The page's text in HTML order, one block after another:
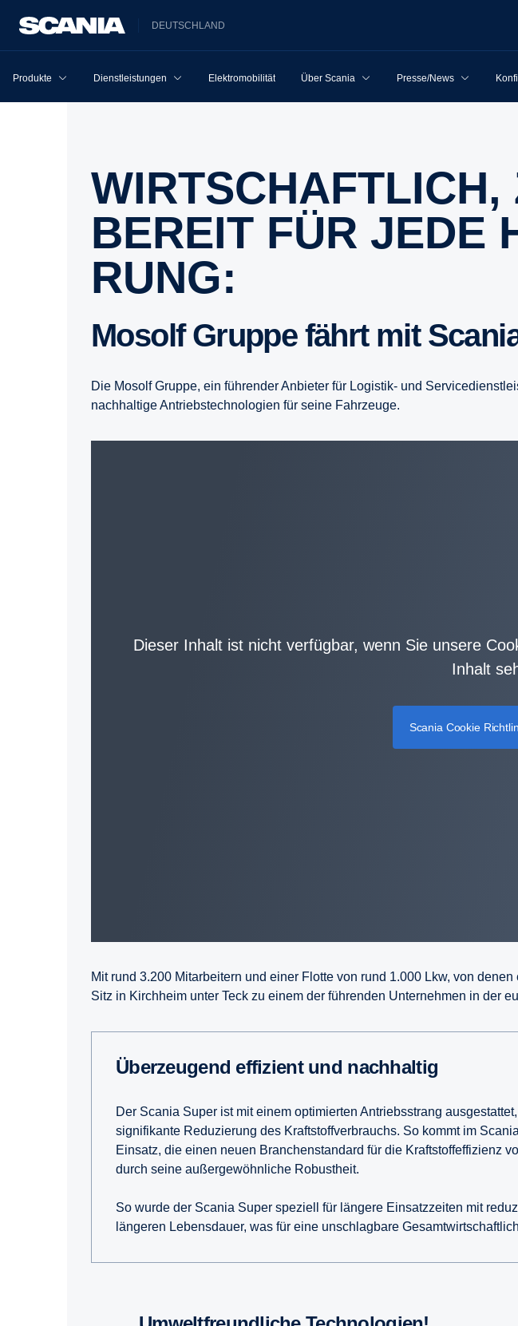
DEUTSCHLAND
Produkte Dienstleistungen Elektromobilität Über Scania Presse/News
WIRTSCHAFT­LICH, ZUVER­LÄSSIG UND
BEREIT FÜR JEDE
RUNG:
Mosolf Gruppe fährt mit
Die Mosolf Gruppe, ein führender Anbieter für Logistik- und
nachhaltige Antriebstechnologien für seine Fahrzeuge.
Dieser Inhalt ist nicht verfügbar, wenn Sie unsere
Inhalt
Scania Cookie
Mit rund 3.200 Mitarbeitern und einer Flotte von rund 1.000 Lkw, von
Sitz in Kirchheim unter Teck zu einem der führenden Unternehmen in der
Überzeu­gend effizient und nachhaltig
Der Scania Super ist mit einem optimierten Antriebsstrang
signifikante Reduzierung des Kraftstoffverbrauchs. So kommt im
Einsatz, die einen neuen Branchenstandard für die Kraftstoffeffizienz
durch seine außergewöhnliche Robustheit.
So wurde der Scania Super speziell für längere Einsatzzeiten mit
längeren Lebensdauer, was für eine unschlagbare